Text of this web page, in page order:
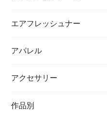
エアフレッシュナー
アパレル
アクセサリー
作品別